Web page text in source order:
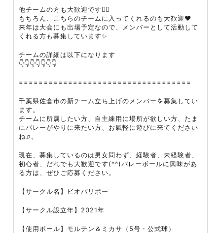
他チームの方も大歓迎です🙆‍♀️
もちろん、こちらのチームに入ってくれるのも大歓迎❤︎
来年は大会にも出場予定なので、メンバーとして活動して
くれる方も募集しています✨
チームの詳細は以下になります
👇👇👇👇👇👇👇
===================================
千葉県佐倉市の新チーム立ち上げのメンバーを募集してい
ます。
チームに所属したい方、自主練用に場所が欲しい方、たま
にバレーがやりに来たい方、お氣軽に遊びに来てください
ね♫。
現在、募集しているのは男女問わず、経験者、未経験者、
初心者、だれでも大歓迎です(^^)バレーボールに興味があ
る方は、ぜひご応募ください。
【サークル名】ビオバリボー
【サークル設立年】2021年
【使用ボール】モルテン＆ミカサ（5号・公式球）